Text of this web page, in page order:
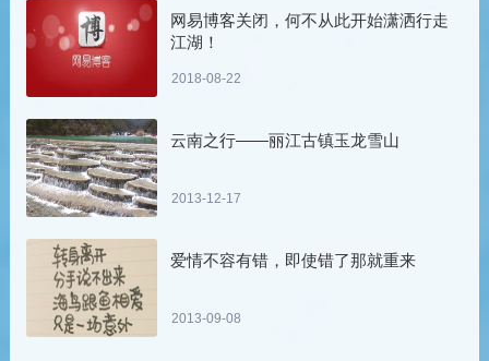
网易博客关闭，何不从此开始潇洒行走
江湖！
2018-08-22
云南之行——丽江古镇玉龙雪山
2013-12-17
爱情不容有错，即使错了那就重来
2013-09-08